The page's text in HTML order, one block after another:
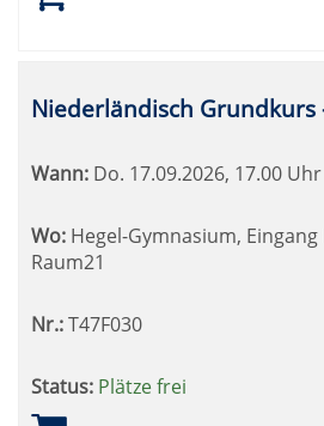
Niederländisch Grundkurs
Wann: Do. 17.09.2026, 17.00 Uhr
Wo: Hegel-Gymnasium,
Raum21
Nr.:T47F030
Status: Plätze frei